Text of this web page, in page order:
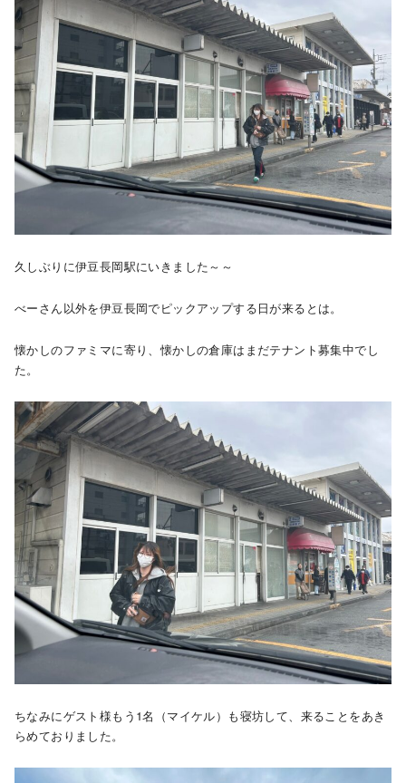
久しぶりに伊豆長岡駅にいきました～～
べーさん以外を伊豆長岡でピックアップする日が来るとは。
懐かしのファミマに寄り、懐かしの倉庫はまだテナント募集中でし
た。
ちなみにゲスト様もう1名（マイケル）も寝坊して、来ることをあき
らめておりました。